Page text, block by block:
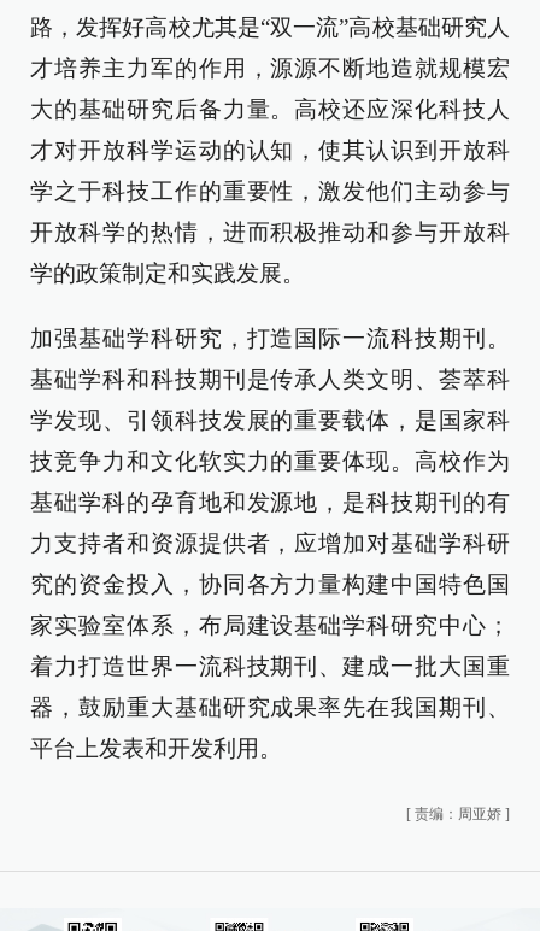
路，发挥好高校尤其是“双一流”高校基础研究人
才培养主力军的作用，源源不断地造就规模宏
大的基础研究后备力量。高校还应深化科技人
才对开放科学运动的认知，使其认识到开放科
学之于科技工作的重要性，激发他们主动参与
开放科学的热情，进而积极推动和参与开放科
学的政策制定和实践发展。
加强基础学科研究，打造国际一流科技期刊。
基础学科和科技期刊是传承人类文明、荟萃科
学发现、引领科技发展的重要载体，是国家科
技竞争力和文化软实力的重要体现。高校作为
基础学科的孕育地和发源地，是科技期刊的有
力支持者和资源提供者，应增加对基础学科研
究的资金投入，协同各方力量构建中国特色国
家实验室体系，布局建设基础学科研究中心；
着力打造世界一流科技期刊、建成一批大国重
器，鼓励重大基础研究成果率先在我国期刊、
平台上发表和开发利用。
[ 责编：周亚娇 ]